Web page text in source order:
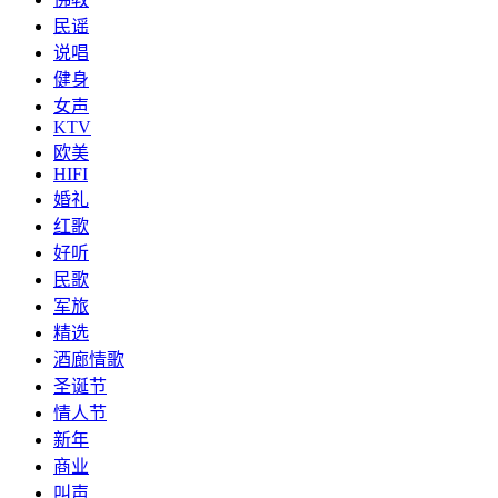
民谣
说唱
健身
女声
KTV
欧美
HIFI
婚礼
红歌
好听
民歌
军旅
精选
酒廊情歌
圣诞节
情人节
新年
商业
叫声